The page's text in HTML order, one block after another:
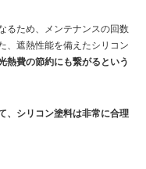
るため、メンテナンスの回数
、遮熱性能を備えたシリコン
熱費の節約にも繋がるという
、シリコン塗料は非常に合理